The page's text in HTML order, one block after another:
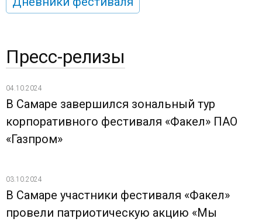
Пресс-релизы
04.10.2024
В Самаре завершился зональный тур
корпоративного фестиваля «Факел» ПАО
«Газпром»
03.10.2024
В Самаре участники фестиваля «Факел»
провели патриотическую акцию «Мы